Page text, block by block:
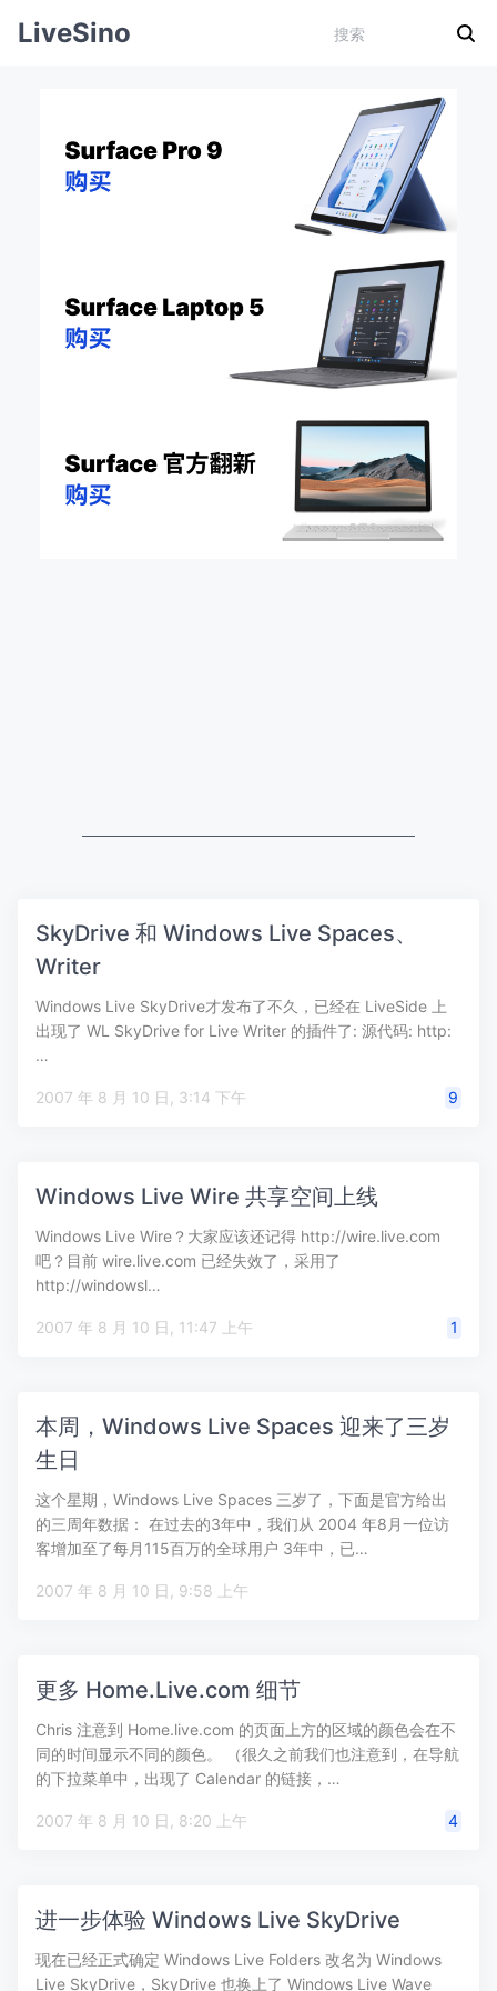
LiveSino
SkyDrive 和 Windows Live Spaces、
Writer
Windows Live SkyDrive才发布了不久，已经在 LiveSide 上
出现了 WL SkyDrive for Live Writer 的插件了: 源代码: http:
…
2007 年 8 月 10 日, 3:14 下午 9
Windows Live Wire 共享空间上线
Windows Live Wire？大家应该还记得 http://wire.live.com
吧？目前 wire.live.com 已经失效了，采用了
http://windowsl…
2007 年 8 月 10 日, 11:47 上午 1
本周，Windows Live Spaces 迎来了三岁
生日
这个星期，Windows Live Spaces 三岁了，下面是官方给出
的三周年数据： 在过去的3年中，我们从 2004 年8月一位访
客增加至了每月115百万的全球用户 3年中，已…
2007 年 8 月 10 日, 9:58 上午
更多 Home.Live.com 细节
Chris 注意到 Home.live.com 的页面上方的区域的颜色会在不
同的时间显示不同的颜色。 （很久之前我们也注意到，在导航
的下拉菜单中，出现了 Calendar 的链接，…
2007 年 8 月 10 日, 8:20 上午 4
进一步体验 Windows Live SkyDrive
现在已经正式确定 Windows Live Folders 改名为 Windows
Live SkyDrive，SkyDrive 也换上了 Windows Live Wave